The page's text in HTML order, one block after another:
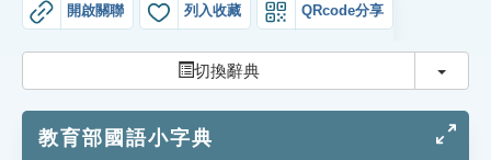
開啟關聯 列入收藏 QRcode分享
切換辭典 切換
教育部國語小字典